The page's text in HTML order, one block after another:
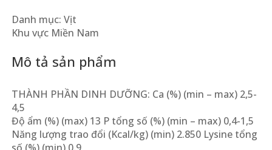
Danh mục: Vịt
Khu vực Miền Nam
Mô tả sản phẩm
THÀNH PHẦN DINH DƯỠNG: Ca (%) (min – max) 2,5-
4,5
Độ ẩm (%) (max) 13 P tổng số (%) (min – max) 0,4-1,5
Năng lượng trao đổi (Kcal/kg) (min) 2.850 Lysine tổng